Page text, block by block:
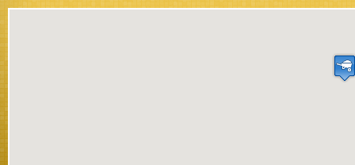
Mapa obsahu